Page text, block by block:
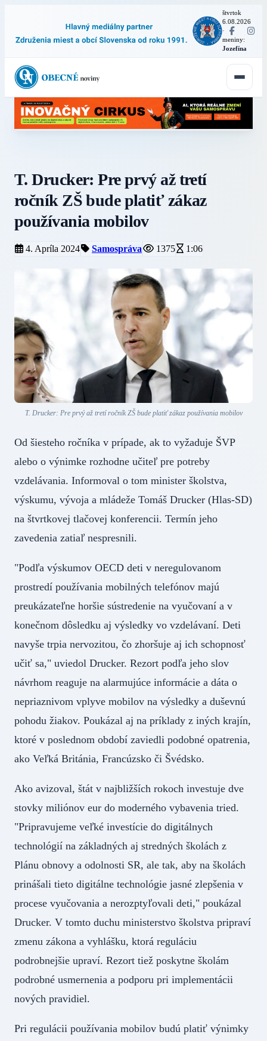
štvrtok
6.08.2026
·
meniny:
Jozefína
T. Drucker: Pre prvý až tretí
ročník ZŠ bude platiť zákaz
používania mobilov
4. Apríla 2024 Samospráva 1375 1:06
T. Drucker: Pre prvý až tretí ročník ZŠ bude platiť zákaz používania mobilov
Od šiesteho ročníka v prípade, ak to vyžaduje ŠVP
alebo o výnimke rozhodne učiteľ pre potreby
vzdelávania. Informoval o tom minister školstva,
výskumu, vývoja a mládeže Tomáš Drucker (Hlas-SD)
na štvrtkovej tlačovej konferencii. Termín jeho
zavedenia zatiaľ nespresnili.
"Podľa výskumov OECD deti v neregulovanom
prostredí používania mobilných telefónov majú
preukázateľne horšie sústredenie na vyučovaní a v
konečnom dôsledku aj výsledky vo vzdelávaní. Deti
navyše trpia nervozitou, čo zhoršuje aj ich schopnosť
učiť sa," uviedol Drucker. Rezort podľa jeho slov
návrhom reaguje na alarmujúce informácie a dáta o
nepriaznivom vplyve mobilov na výsledky a duševnú
pohodu žiakov. Poukázal aj na príklady z iných krajín,
ktoré v poslednom období zaviedli podobné opatrenia,
ako Veľká Británia, Francúzsko či Švédsko.
Ako avizoval, štát v najbližších rokoch investuje dve
stovky miliónov eur do moderného vybavenia tried.
"Pripravujeme veľké investície do digitálnych
technológií na základných aj stredných školách z
Plánu obnovy a odolnosti SR, ale tak, aby na školách
prinášali tieto digitálne technológie jasné zlepšenia v
procese vyučovania a nerozptyľovali deti," poukázal
Drucker. V tomto duchu ministerstvo školstva pripraví
zmenu zákona a vyhlášku, ktorá reguláciu
podrobnejšie upraví. Rezort tiež poskytne školám
podrobné usmernenia a podporu pri implementácii
nových pravidiel.
Pri regulácii používania mobilov budú platiť výnimky